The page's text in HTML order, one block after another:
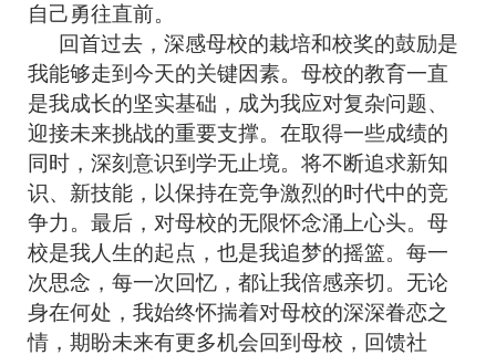
自己勇往直前。
回首过去，深感母校的栽培和校奖的鼓励是
我能够走到今天的关键因素。母校的教育一直
是我成长的坚实基础，成为我应对复杂问题、
迎接未来挑战的重要支撑。在取得一些成绩的
同时，深刻意识到学无止境。将不断追求新知
识、新技能，以保持在竞争激烈的时代中的竞
争力。最后，对母校的无限怀念涌上心头。母
校是我人生的起点，也是我追梦的摇篮。每一
次思念，每一次回忆，都让我倍感亲切。无论
身在何处，我始终怀揣着对母校的深深眷恋之
情，期盼未来有更多机会回到母校，回馈社